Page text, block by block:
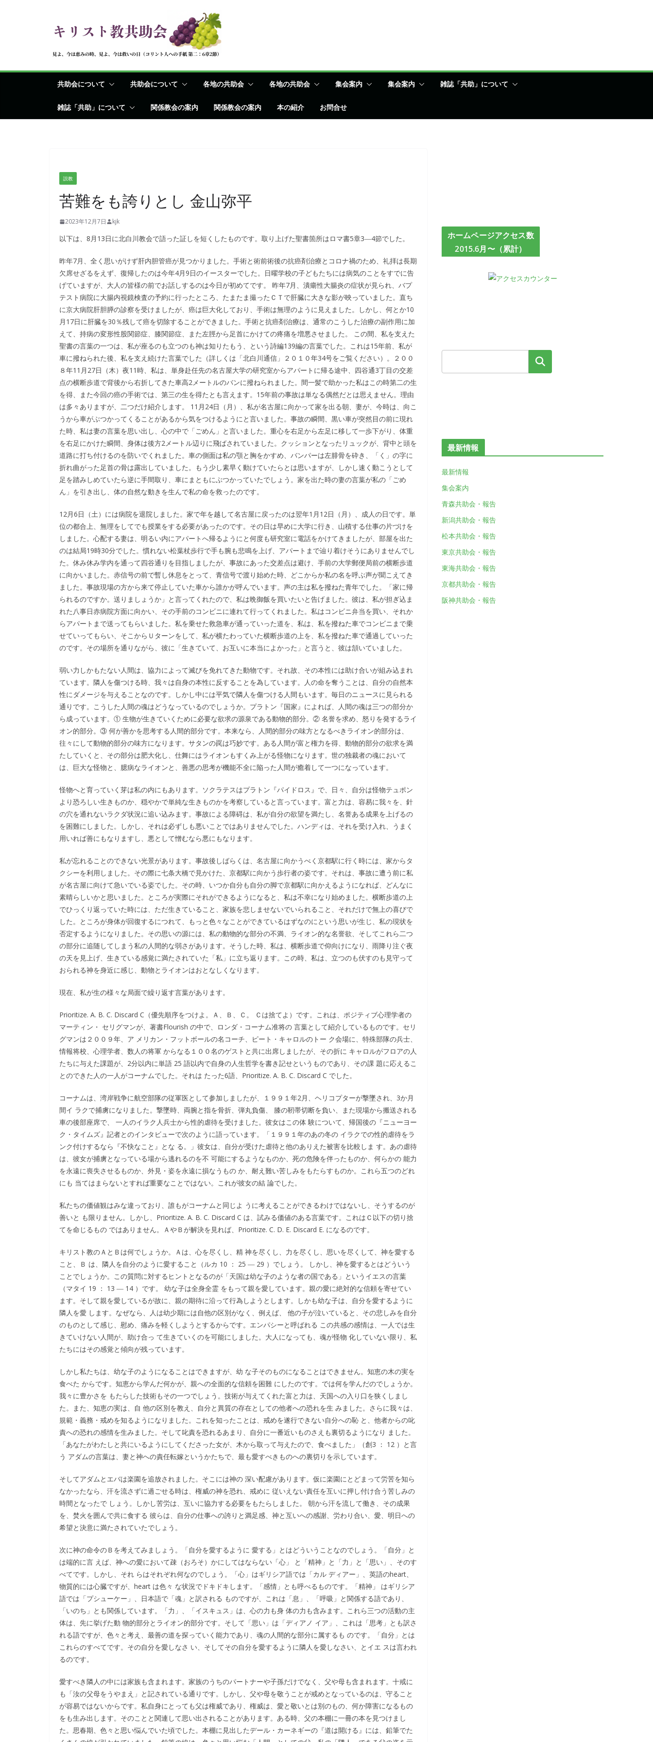
へ
共助会について 共助会について 各地の共助会 各地の共助会 集会案内 集会案内 雑誌「共助」について
雑誌「共助」について 関係教会の案内 関係教会の案内 本の紹介 お問合せ
説教
苦難をも誇りとし 金山弥平
2023年12月7日 kjk
以下は、8月13日に北白川教会で語った証しを短くしたものです。取り上げた聖書箇所はロマ書5章3―4節でした。
昨年7月、全く思いがけず肝内胆管癌が見つかりました。手術と術前術後の抗癌剤治療とコロナ禍のため、礼拝は長期
欠席せざるをえず、復帰したのは今年4月9日のイースターでした。日曜学校の子どもたちには病気のことをすでに告
げていますが、大人の皆様の前でお話しするのは今日が初めてです。 昨年7月、潰瘍性大腸炎の症状が見られ、バプ
テスト病院に大腸内視鏡検査の予約に行ったところ、たまたま撮ったＣＴで肝臓に大きな影が映っていました。直ち
に京大病院肝胆膵の診察を受けましたが、癌は巨大化しており、手術は無理のように見えました。しかし、何とか10
月17日に肝臓を30％残して癌を切除することができました。手術と抗癌剤治療は、通常のこうした治療の副作用に加
えて、持病の変形性股関節症、膝関節症、また左脛から足首にかけての疼痛を増悪させました。 この間、私を支えた
聖書の言葉の一つは、私が座るのも立つのも神は知りたもう、という詩編139編の言葉でした。これは15年前、私が
車に撥ねられた後、私を支え続けた言葉でした（詳しくは「北白川通信」２０１０年34号をご覧ください）。２００
８年11月27日（木）夜11時、私は、単身赴任先の名古屋大学の研究室からアパートに帰る途中、四谷通3丁目の交差
点の横断歩道で背後から右折してきた車高2メートルのバンに撥ねられました。間一髪で助かった私はこの時第二の生
を得、また今回の癌の手術では、第三の生を得たとも言えます。15年前の事故は単なる偶然だとは思えません。理由
は多々ありますが、二つだけ紹介します。 11月24日（月）、私が名古屋に向かって家を出る朝、妻が、今時は、向こ
うから車がぶつかってくることがあるから気をつけるようにと言いました。事故の瞬間、黒い車が突然目の前に現れ
た時、私は妻の言葉を思い出し、心の中で「ごめん」と言いました。重心を右足から左足に移して一歩下がり、体重
を右足にかけた瞬間、身体は後方2メートル辺りに飛ばされていました。クッションとなったリュックが、背中と頭を
道路に打ち付けるのを防いでくれました。車の側面は私の顎と胸をかすめ、バンパーは左腓骨を砕き、「く」の字に
折れ曲がった足首の骨は露出していました。もう少し素早く動けていたらとは思いますが、しかし速く動こうとして
足を踏みしめていたら逆に手間取り、車にまともにぶつかっていたでしょう。家を出た時の妻の言葉が私の「ごめ
ん」を引き出し、体の自然な動きを生んで私の命を救ったのです。
12月6日（土）には病院を退院しました。家で年を越して名古屋に戻ったのは翌年1月12日（月）、成人の日です。単
位の都合上、無理をしてでも授業をする必要があったのです。その日は早めに大学に行き、山積する仕事の片づけを
しました。心配する妻は、明るい内にアパートへ帰るようにと何度も研究室に電話をかけてきましたが、部屋を出た
のは結局19時30分でした。慣れない松葉杖歩行で手も腕も悲鳴を上げ、アパートまで辿り着けそうにありませんでし
た。休み休み学内を通って四谷通りを目指しましたが、事故にあった交差点は避け、手前の大学郵便局前の横断歩道
に向かいました。赤信号の前で暫し休息をとって、青信号で渡り始めた時、どこからか私の名を呼ぶ声が聞こえてき
ました。事故現場の方から来て停止していた車から誰かが呼んでいます。声の主は私を撥ねた青年でした。「家に帰
られるのですか。送りましょうか」と言ってくれたので、私は晩御飯を買いたいと告げました。彼は、私が担ぎ込ま
れた八事日赤病院方面に向かい、その手前のコンビニに連れて行ってくれました。私はコンビニ弁当を買い、それか
らアパートまで送ってもらいました。私を乗せた救急車が通っていった道を、私は、私を撥ねた車でコンビニまで乗
せていってもらい、そこからＵターンをして、私が横たわっていた横断歩道の上を、私を撥ねた車で通過していった
のです。その場所を通りながら、彼に「生きていて、お互いに本当によかった」と言うと、彼は頷いていました。
弱い力しかもたない人間は、協力によって滅びを免れてきた動物です。それ故、その本性には助け合いが組み込まれ
ています。隣人を傷つける時、我々は自身の本性に反することを為しています。人の命を奪うことは、自分の自然本
性にダメージを与えることなのです。しかし中には平気で隣人を傷つける人間もいます。毎日のニュースに見られる
通りです。こうした人間の魂はどうなっているのでしょうか。プラトン『国家』によれば、人間の魂は三つの部分か
ら成っています。① 生物が生きていくために必要な欲求の源泉である動物的部分。② 名誉を求め、怒りを発するライ
オン的部分。③ 何が善かを思考する人間的部分です。本来なら、人間的部分の味方となるべきライオン的部分は、
往々にして動物的部分の味方になります。サタンの罠は巧妙です。ある人間が富と権力を得、動物的部分の欲求を満
たしていくと、その部分は肥大化し、仕舞にはライオンもすくみ上がる怪物になります。世の独裁者の魂において
は、巨大な怪物と、臆病なライオンと、善悪の思考が機能不全に陥った人間が癒着して一つになっています。
怪物へと育っていく芽は私の内にもあります。ソクラテスはプラトン『パイドロス』で、日々、自分は怪物テュポン
より恐ろしい生きものか、穏やかで単純な生きものかを考察していると言っています。富と力は、容易に我々を、針
の穴を通れないラクダ状況に追い込みます。事故による障碍は、私が自分の欲望を満たし、名誉ある成果を上げるの
を困難にしました。しかし、それは必ずしも悪いことではありませんでした。ハンディは、それを受け入れ、うまく
用いれば善にもなりますし、悪として憎むなら悪にもなります。
私が忘れることのできない光景があります。事故後しばらくは、名古屋に向かうべく京都駅に行く時には、家からタ
クシーを利用しました。その際に七条大橋で見かけた、京都駅に向かう歩行者の姿です。それは、事故に遭う前に私
が名古屋に向けて急いでいる姿でした。その時、いつか自分も自分の脚で京都駅に向かえるようになれば、どんなに
素晴らしいかと思いました。ところが実際にそれができるようになると、私は不幸になり始めました。横断歩道の上
でひっくり返っていた時には、ただ生きていること、家族を悲しませないでいられること、それだけで無上の喜びで
した。ところが身体が回復するにつれて、もっと色々なことができているはずなのにという思いが生じ、私の現状を
否定するようになりました。その思いの源には、私の動物的な部分の不満、ライオン的な名誉欲、そしてこれら二つ
の部分に追随してしまう私の人間的な弱さがあります。そうした時、私は、横断歩道で仰向けになり、雨降り注ぐ夜
の天を見上げ、生きている感覚に満たされていた「私」に立ち返ります。この時、私は、立つのも伏すのも見守って
おられる神を身近に感じ、動物とライオンはおとなしくなります。
現在、私が生の様々な局面で繰り返す言葉があります。
Prioritize. A. B. C. Discard C（優先順序をつけよ。Ａ、Ｂ、Ｃ。 Ｃは捨てよ）です。これは、ポジティブ心理学者の
マーティン・ セリグマンが、著書Flourish の中で、ロンダ・コーナム准将の 言葉として紹介しているものです。セリ
グマンは２００９年、ア メリカン・フットボールの名コーチ、ピート・キャロルのトー ク会場に、特殊部隊の兵士、
情報将校、心理学者、数人の将軍 からなる１００名のゲストと共に出席しましたが、その折に キャロルがフロアの人
たちに与えた課題が、2分以内に単語 25 語以内で自身の人生哲学を書き記せというものであり、その課 題に応えるこ
とのできた人の一人がコーナムでした。それは たった6語、Prioritize. A. B. C. Discard C でした。
コーナムは、湾岸戦争に航空部隊の従軍医として参加しましたが、１９９１年2月、ヘリコプターが撃墜され、3か月
間イ ラクで捕虜になりました。撃墜時、両腕と指を骨折、弾丸負傷、 膝の靭帯切断を負い、また現場から搬送される
車の後部座席で、 一人のイラク人兵士から性的虐待を受けました。彼女はこの体 験について、帰国後の『ニューヨー
ク・タイムズ』記者とのインタビューで次のように語っています。「１９９１年のあの冬の イラクでの性的虐待をラ
ンク付けするなら『不快なこと』とな る。」彼女は、自分が受けた虐待と他のありえた被害を比較しま す。あの虐待
は、彼女が捕虜となっている場から逃れるのを不 可能にするようなものか、死の危険を伴ったものか、何らかの 能力
を永遠に喪失させるものか、外見・姿を永遠に損なうもの か、耐え難い苦しみをもたらすものか。これら五つのどれ
にも 当てはまらないとすれば重要なことではない。これが彼女の結 論でした。
私たちの価値観はみな違っており、誰もがコーナムと同じよ うに考えることができるわけではないし、そうするのが
善いと も限りません。しかし、Prioritize. A. B. C. Discard C は、試みる価値のある言葉です。これはＣ以下の切り捨
てを命じるもの ではありません。ＡやＢが解決を見れば、Prioritize. C. D. E. Discard E. になるのです。
キリスト教のＡとＢは何でしょうか。Ａは、心を尽くし、精 神を尽くし、力を尽くし、思いを尽くして、神を愛する
こと、Ｂ は、隣人を自分のように愛すること（ルカ 10 ： 25 ― 29 ）でしょう。 しかし、神を愛するとはどういう
ことでしょうか。この質問に対するヒントとなるのが「天国は幼な子のような者の国である」というイエスの言葉
（マタイ 19 ： 13 ― 14 ）です。 幼な子は全身全霊 をもって親を愛しています。親の愛に絶対的な信頼を寄せてい
ます。そして親を愛しているが故に、親の期待に沿って行為しようとします。しかも幼な子は、自分を愛するように
隣人を愛 します。なぜなら、人は幼少期には自他の区別がなく、例えば、 他の子が泣いていると、その悲しみを自分
のものとして感じ、慰め、痛みを軽くしようとするからです。エンパシーと呼ばれる この共感の感情は、一人では生
きていけない人間が、助け合っ て生きていくのを可能にしました。大人になっても、魂が怪物 化していない限り、私
たちにはその感覚と傾向が残っています。
しかし私たちは、幼な子のようになることはできますが、幼 な子そのものになることはできません。知恵の木の実を
食べた からです。知恵から学んだ何かが、親への全面的な信頼を困難 にしたのです。では何を学んだのでしょうか。
我々に豊かさを もたらした技術もその一つでしょう。技術が与えてくれた富と力は、天国への入り口を狭くしまし
た。また、知恵の実は、自 他の区別を教え、自分と異質の存在としての他者への恐れを生 みました。さらに我々は、
規範・義務・戒めを知るようになりました。これを知ったことは、戒めを遂行できない自分への恥 と、他者からの叱
責への恐れの感情を生みました。そして叱責を恐れるあまり、自分に一番近いものさえも裏切るようになり ました。
「あなたがわたしと共にいるようにしてくださった女が、木から取って与えたので、食べました」（創3 ： 12 ）と言
う アダムの言葉は、妻と神への責任転嫁というかたちで、最も愛すべきものへの裏切りを示しています。
そしてアダムとエバは楽園を追放されました。そこには神の 深い配慮があります。仮に楽園にとどまって労苦を知ら
なかったなら、汗を流さずに過ごせる時は、権威の神を恐れ、戒めに 従いえない責任を互いに押し付け合う苦しみの
時間となったで しょう。しかし苦労は、互いに協力する必要をもたらしました。 朝から汗を流して働き、その成果
を、焚火を囲んで共に食する 彼らは、自分の仕事への誇りと満足感、神と互いへの感謝、労わり合い、愛、明日への
希望と決意に満たされていたでしょう。
次に神の命令のＢを考えてみましょう。「自分を愛するように 愛する」とはどういうことなのでしょう。「自分」と
は端的に言 えば、神への愛において疎（おろそ）かにしてはならない「心」 と「精神」と「力」と「思い」、そのす
べてです。しかし、それ らはそれぞれ何なのでしょう。「心」はギリシア語では「カル ディアー」、英語のheart、
物質的には心臓ですが、heart は色々 な状況でドキドキします。「感情」とも呼べるものです。「精神」 はギリシア
語では「プシューケー」、日本語で「魂」と訳される ものですが、これは「息」、「呼吸」と関係する語であり、
「いのち」とも関係しています。「力」、「イスキュス」は、心の力も身 体の力も含みます。これら三つの活動の主
体は、先に挙げた動 物的部分とライオン的部分です。そして「思い」は「ディアノ イア」、これは「思考」とも訳さ
れる語ですが、色々と考え、最善の道を探っていく能力であり、魂の人間的な部分に属するも のです。「自分」とは
これらのすべてです。その自分を愛しなさ い、そしてその自分を愛するように隣人を愛しなさい、とイエ スは言われ
るのです。
愛すべき隣人の中には家族も含まれます。家族のうちのパートナーや子孫だけでなく、父や母も含まれます。十戒に
も「汝の父母をうやまえ」と記されている通りです。しかし、父や母を敬うことが戒めとなっているのは、守ること
が容易ではないからです。私自身にとっても父は権威であり、権威は、愛と敬いとは別のもの、何か障害になるもの
をも生み出します。そのことと関連して思い出されることがあります。ある時、父の本棚に一冊の本を見つけまし
た。思春期、色々と思い悩んでいた頃でした。本棚に見出したデール・カーネギーの『道は開ける』には、鉛筆でた
ホームページアクセス数
2015.6月〜（累計）
検索
最新情報
最新情報
集会案内
青森共助会・報告
新潟共助会・報告
松本共助会・報告
東京共助会・報告
東海共助会・報告
京都共助会・報告
阪神共助会・報告